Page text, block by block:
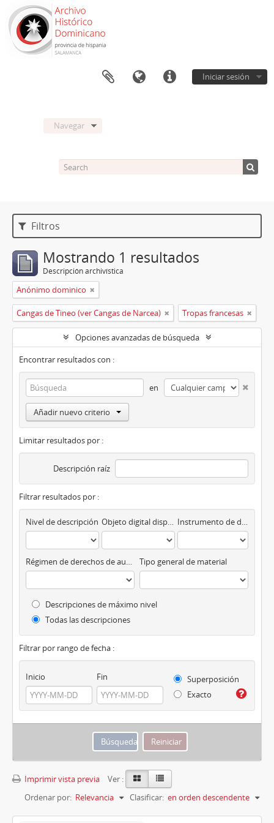
Iniciar sesión
Navegar
Filtros
Mostrando 1 resultados
Descripción archivística
Anónimo dominico
Cangas de Tineo (ver Cangas de Narcea) Tropas francesas
Opciones avanzadas de búsqueda
Encontrar resultados con :
en
Añadir nuevo criterio
Limitar resultados por :
Descripción raíz
Filtrar resultados por :
Nivel de descripción Objeto digital disponibles Instrumento de descripción
Régimen de derechos de autor Tipo general de material
Descripciones de máximo nivel
Todas las descripciones
Filtrar por rango de fecha :
Inicio Fin
Superposición
Exacto
Imprimir vista previa
Ver :
Ordenar por: Relevancia Clasificar: en orden descendente